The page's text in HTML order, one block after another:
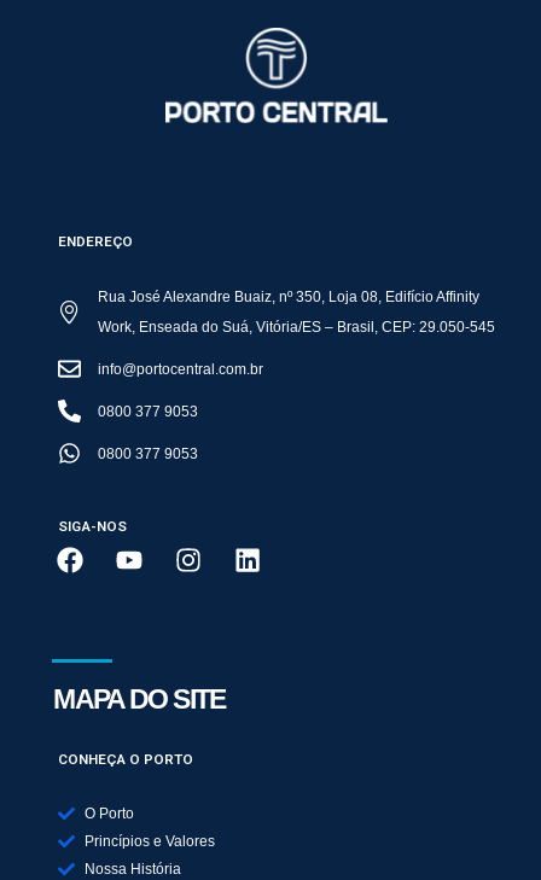
ENDEREÇO
Rua José Alexandre Buaiz, nº 350, Loja 08, Edifício Affinity
Work, Enseada do Suá, Vitória/ES – Brasil, CEP: 29.050-545
info@portocentral.com.br
0800 377 9053
0800 377 9053
SIGA-NOS
MAPA DO SITE
CONHEÇA O PORTO
O Porto
Princípios e Valores
Nossa História